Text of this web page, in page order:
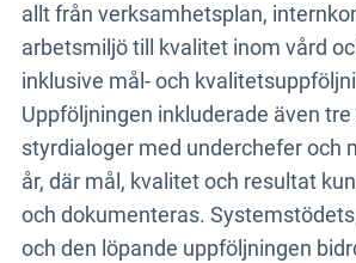
allt från verksamhetsplan,
arbetsmiljö till kvalitet inom vård
inklusive mål- och
Uppföljningen inkluderade även
styrdialoger med underchefer och
år, där mål, kvalitet och resultat
och dokumenteras.
och den löpande uppföljningen